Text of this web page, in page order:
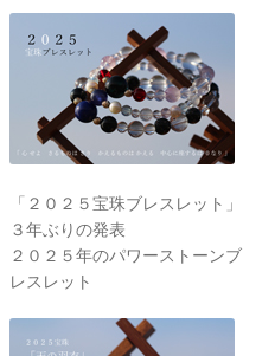
「２０２５宝珠ブレスレット」
３年ぶりの発表
２０２５年のパワーストーンブ
レスレット